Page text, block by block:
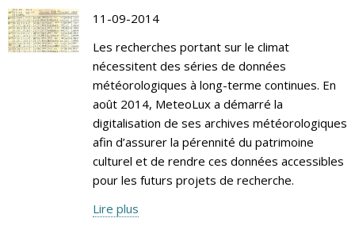
11-09-2014
Les recherches portant sur le climat
nécessitent des séries de données
météorologiques à long-terme continues. En
août 2014, MeteoLux a démarré la
digitalisation de ses archives météorologiques
afin d’assurer la pérennité du patrimoine
culturel et de rendre ces données accessibles
pour les futurs projets de recherche.
Lire plus